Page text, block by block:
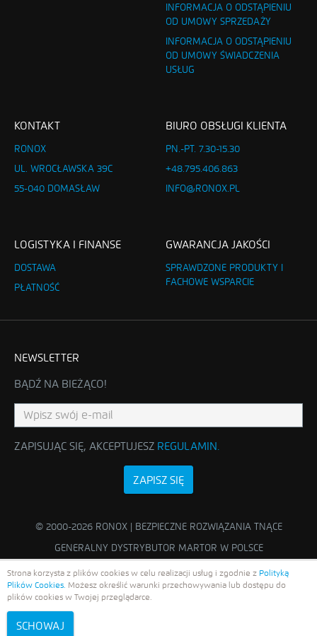
INFORMACJA O ODSTĄPIENIU
OD UMOWY SPRZEDAŻY
INFORMACJA O ODSTĄPIENIU
OD UMOWY ŚWIADCZENIA
USŁUG
KONTAKT
RONOX
UL. WROCŁAWSKA 39C
55-040 DOMASŁAW
BIURO OBSŁUGI KLIENTA
PN.-PT. 7.30-15.30
+48.795.406.863
INFO@RONOX.PL
LOGISTYKA I FINANSE
DOSTAWA
PŁATNOŚĆ
GWARANCJA JAKOŚCI
SPRAWDZONE PRODUKTY I
FACHOWE WSPARCIE
NEWSLETTER
BĄDŹ NA BIEŻĄCO!
ZAPISUJĄC SIĘ, AKCEPTUJESZ REGULAMIN
ZAPISZ SIĘ
© 2000-2026 RONOX | BEZPIECZNE ROZWIĄZANIA TNĄCE
GENERALNY DYSTRYBUTOR MARTOR W POLSCE
Strona korzysta z plików cookies w celu realizacji usług i zgodnie z Polityką
Plików Cookies. Możesz określić warunki przechowywania lub dostępu do
plików cookies w Twojej przeglądarce.
SCHOWAJ